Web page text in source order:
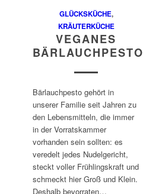
GLÜCKSKÜCHE,
KRÄUTERKÜCHE
VEGANES
BÄRLAUCHPESTO
Bärlauchpesto gehört in
unserer Familie seit Jahren zu
den Lebensmitteln, die immer
in der Vorratskammer
vorhanden sein sollten: es
veredelt jedes Nudelgericht,
steckt voller Frühlingskraft und
schmeckt hier Groß und Klein.
Deshalb bevorraten…